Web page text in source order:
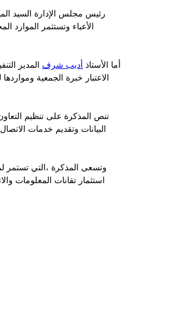
رئيس مجلس الإدارة السيد
الأعباء وتستثمر الموارد
أما الأستاذ أديب شرف المدير
الاعتبار خبرة الجمعية
تنص المذكرة على تنظيم
البيانات وتقديم خدمات
استثمار تقانات المعلومات